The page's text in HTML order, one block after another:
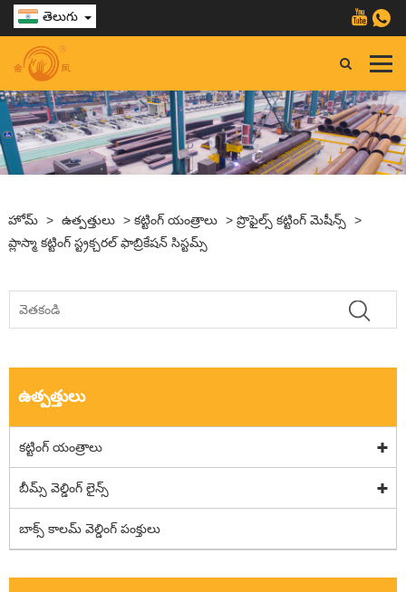
తెలుగు
హోమ్ > ఉత్పత్తులు > కట్టింగ్ యంత్రాలు > ప్రొఫైల్స్ కట్టింగ్ మెషీన్స్ >
ప్లాస్మా కట్టింగ్ స్ట్రక్చరల్ ఫాబ్రికేషన్ సిస్టమ్స్
ఉత్పత్తులు
కట్టింగ్ యంత్రాలు
బీమ్స్ వెల్డింగ్ లైన్స్
బాక్స్ కాలమ్ వెల్డింగ్ పంక్తులు